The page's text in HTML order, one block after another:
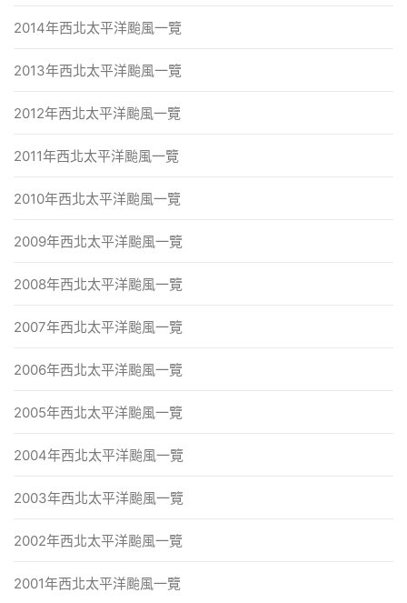
2014年西北太平洋颱風一覽
2013年西北太平洋颱風一覽
2012年西北太平洋颱風一覽
2011年西北太平洋颱風一覽
2010年西北太平洋颱風一覽
2009年西北太平洋颱風一覽
2008年西北太平洋颱風一覽
2007年西北太平洋颱風一覽
2006年西北太平洋颱風一覽
2005年西北太平洋颱風一覽
2004年西北太平洋颱風一覽
2003年西北太平洋颱風一覽
2002年西北太平洋颱風一覽
2001年西北太平洋颱風一覽